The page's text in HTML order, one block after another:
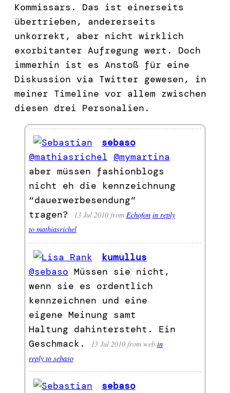
Kommissars. Das ist einerseits
übertrieben, andererseits
unkorrekt, aber nicht wirklich
exorbitanter Aufregung wert. Doch
immerhin ist es Anstoß für eine
Diskussion via Twitter gewesen, in
meiner Timeline vor allem zwischen
diesen drei Personalien.
sebaso
@mathiasrichel @mymartina
aber müssen fashionblogs
nicht eh die kennzeichnung
“dauerwerbesendung”
tragen?
13 Jul 2010 from Echofon in reply
to mathiasrichel
kumullus
@sebaso Müssen sie nicht,
wenn sie es ordentlich
kennzeichnen und eine
eigene Meinung samt
Haltung dahintersteht. Ein
Geschmack.
13 Jul 2010 from web in
reply to sebaso
sebaso